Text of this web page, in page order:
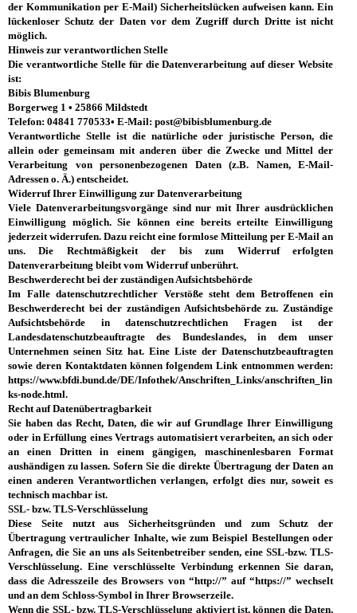
der Kommunikation per E-Mail) Sicherheitslücken aufweisen kann. Ein
lückenloser Schutz der Daten vor dem Zugriff durch Dritte ist nicht
möglich.
Hinweis zur verantwortlichen Stelle
Die verantwortliche Stelle für die Datenverarbeitung auf dieser Website
ist:
Bibis Blumenburg
Borgerweg 1 • 25866 Mildstedt
Telefon: 04841 770533• E-Mail: post@bibisblumenburg.de
Verantwortliche Stelle ist die natürliche oder juristische Person, die
allein oder gemeinsam mit anderen über die Zwecke und Mittel der
Verarbeitung von personenbezogenen Daten (z.B. Namen, E-Mail-
Adressen o. Ä.) entscheidet.
Widerruf Ihrer Einwilligung zur Datenverarbeitung
Viele Datenverarbeitungsvorgänge sind nur mit Ihrer ausdrücklichen
Einwilligung möglich. Sie können eine bereits erteilte Einwilligung
jederzeit widerrufen. Dazu reicht eine formlose Mitteilung per E-Mail an
uns. Die Rechtmäßigkeit der bis zum Widerruf erfolgten
Datenverarbeitung bleibt vom Widerruf unberührt.
Beschwerderecht bei der zuständigen Aufsichtsbehörde
Im Falle datenschutzrechtlicher Verstöße steht dem Betroffenen ein
Beschwerderecht bei der zuständigen Aufsichtsbehörde zu. Zuständige
Aufsichtsbehörde in datenschutzrechtlichen Fragen ist der
Landesdatenschutzbeauftragte des Bundeslandes, in dem unser
Unternehmen seinen Sitz hat. Eine Liste der Datenschutzbeauftragten
sowie deren Kontaktdaten können folgendem Link entnommen werden:
https://www.bfdi.bund.de/DE/Infothek/Anschriften_Links/anschriften_lin
ks-node.html.
Recht auf Datenübertragbarkeit
Sie haben das Recht, Daten, die wir auf Grundlage Ihrer Einwilligung
oder in Erfüllung eines Vertrags automatisiert verarbeiten, an sich oder
an einen Dritten in einem gängigen, maschinenlesbaren Format
aushändigen zu lassen. Sofern Sie die direkte Übertragung der Daten an
einen anderen Verantwortlichen verlangen, erfolgt dies nur, soweit es
technisch machbar ist.
SSL- bzw. TLS-Verschlüsselung
Diese Seite nutzt aus Sicherheitsgründen und zum Schutz der
Übertragung vertraulicher Inhalte, wie zum Beispiel Bestellungen oder
Anfragen, die Sie an uns als Seitenbetreiber senden, eine SSL-bzw. TLS-
Verschlüsselung. Eine verschlüsselte Verbindung erkennen Sie daran,
dass die Adresszeile des Browsers von “http://” auf “https://” wechselt
und an dem Schloss-Symbol in Ihrer Browserzeile.
Wenn die SSL- bzw. TLS-Verschlüsselung aktiviert ist, können die Daten,